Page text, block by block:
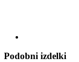
Podobni izdelki